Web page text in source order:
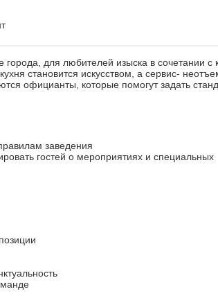
для любителей изыска в сочетании с
становится искусством, а сервис-
официанты, которые помогут задать
заведения
гостей о мероприятиях и специальных